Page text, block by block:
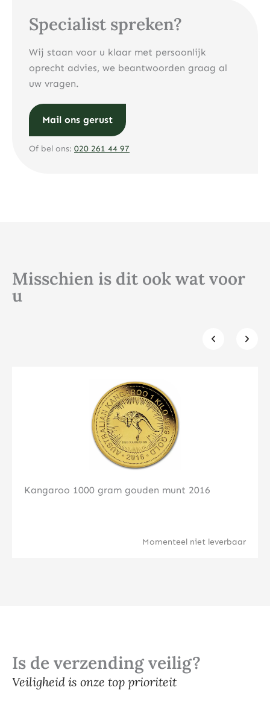
Specialist spreken?
Wij staan voor u klaar met persoonlijk
oprecht advies, we beantwoorden graag al
uw vragen.
Mail ons gerust
Of bel ons: 020 261 44 97
Misschien is dit ook wat voor
u
Kangaroo 1000 gram gouden munt 2016
Momenteel niet leverbaar
Klik hier
Is de verzending veilig?
Veiligheid is onze top prioriteit